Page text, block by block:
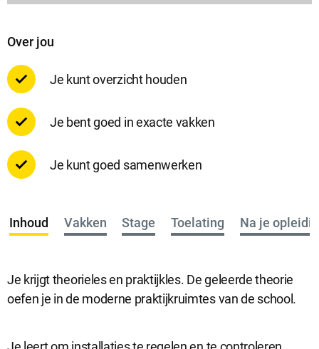
Over jou
Je kunt overzicht houden
Je bent goed in exacte vakken
Je kunt goed samenwerken
Inhoud Vakken Stage Toelating Na je
Je krijgt theorieles en praktijkles. De geleerde theorie
oefen je in de moderne praktijkruimtes van de school.